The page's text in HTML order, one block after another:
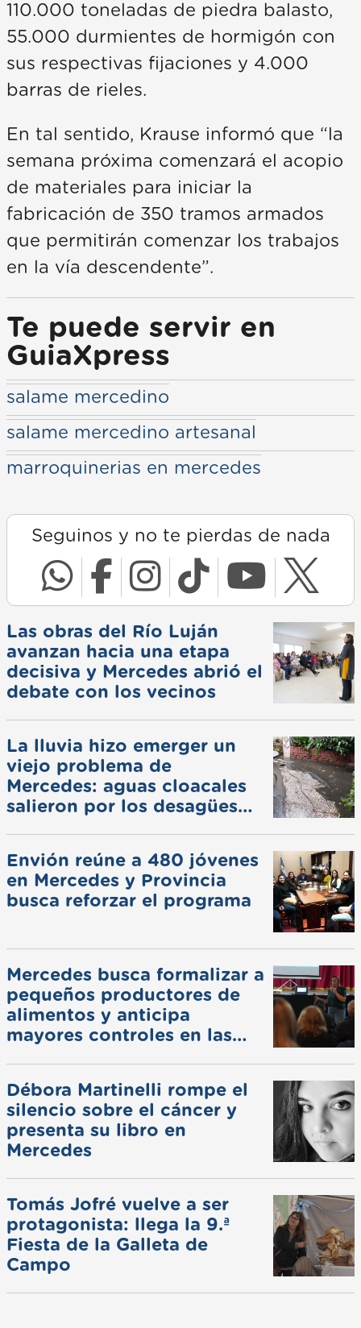
110.000 toneladas de piedra balasto,
55.000 durmientes de hormigón con
sus respectivas fijaciones y 4.000
barras de rieles.
En tal sentido, Krause informó que “la
semana próxima comenzará el acopio
de materiales para iniciar la
fabricación de 350 tramos armados
que permitirán comenzar los trabajos
en la vía descendente”.
Te puede servir en
GuiaXpress
salame mercedino
salame mercedino artesanal
marroquinerias en mercedes
Seguinos y no te pierdas de nada
Las obras del Río Luján
avanzan hacia una etapa
decisiva y Mercedes abrió el
debate con los vecinos
La lluvia hizo emerger un
viejo problema de
Mercedes: aguas cloacales
salieron por los desagües
Envión reúne a 480 jóvenes
en Mercedes y Provincia
busca reforzar el programa
Mercedes busca formalizar a
pequeños productores de
alimentos y anticipa
mayores controles en las
Débora Martinelli rompe el
silencio sobre el cáncer y
presenta su libro en
Mercedes
Tomás Jofré vuelve a ser
protagonista: llega la 9.ª
Fiesta de la Galleta de
Campo